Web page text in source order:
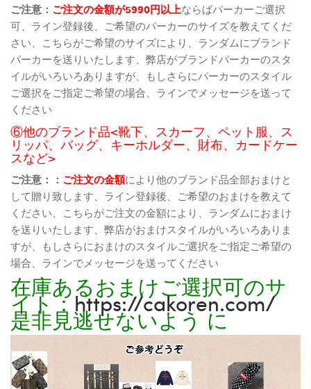
ご注意： ご注文の金額が5990円以上ならばパーカーご選択
可、ライン登録後、ご希望のパーカーのサイズを教えてくだ
さい、こちらがご希望のサイズにより、ランダムにブランド
パーカーを送りいたします、弊店がブランドパーカーのスタ
イルがいろいろありますが、もしさらにパーカーのスタイル
ご選択をご指定ご希望の場合、ラインでメッセージを送って
ください
⑥他のブランド品<靴下、スカーフ、ペット服、ス
リッパ、バッグ、キーホルダー、財布、カードケー
スなど>
ご注意：： ご注文の金額により他のブランド品全部おまけと
して贈り致します、ライン登録後、ご希望のおまけを教えて
ください、こちらがご注文の金額により、ランダムにおまけ
を送りいたします、弊店がおまけスタイルがいろいろありま
すが、もしさらにおまけのスタイルご選択をご指定ご希望の
場合、ラインでメッセージを送ってください
在庫あるおまけご選択可のサ
イト：https://cakoren.com/
是非見逃せないよう に